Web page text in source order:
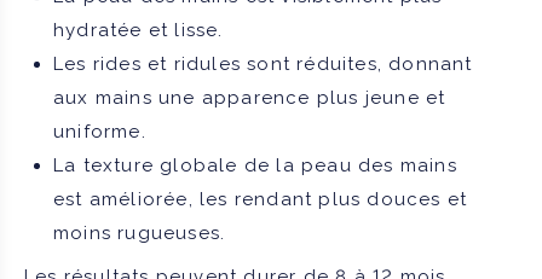
hydratée et lisse.
Les rides et ridules sont réduites, donnant
aux mains une apparence plus jeune et
uniforme.
La texture globale de la peau des mains
est améliorée, les rendant plus douces et
moins rugueuses.